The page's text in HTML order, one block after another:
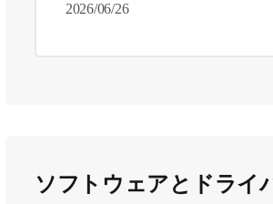
2026/06/26
ソフトウェアとドライ